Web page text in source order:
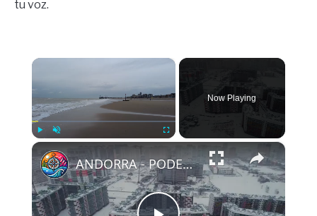
tu voz.
×
Now Playing
×
ANDORRA - PODER Oculto De La Sensualidad Femenina